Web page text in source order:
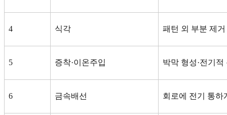
4 식각 패턴 외 부분 제거
5 증착·이온주입 박막 형성·전기적
6 금속배선 회로에 전기 통하